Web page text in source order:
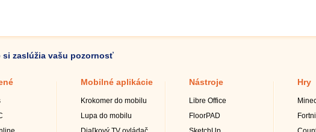
si zaslúžia vašu pozornosť
Mobilné aplikácie
Krokomer do mobilu
Lupa do mobilu
Nástroje
Libre Office
FloorPAD
Hry